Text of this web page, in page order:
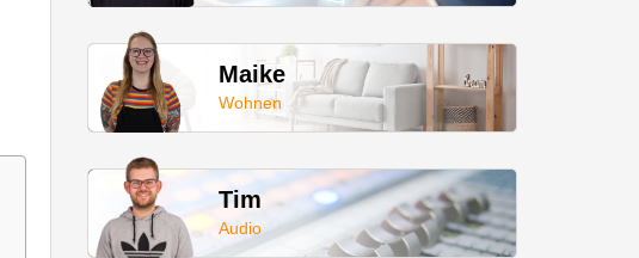
Maike
Wohnen
Tim
Audio